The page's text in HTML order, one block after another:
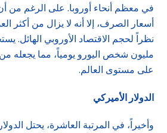
في معظم أنحاء أوروبا. على الرغم من أن
أسعار الصرف، إلا أنه لا يزال من أكثر
مليون شخص اليورو يومياً، مما يجعله من
على مستوى العالم.
الدولار الأميركي
وأخيراً، في المرتبة العاشرة، يحتل